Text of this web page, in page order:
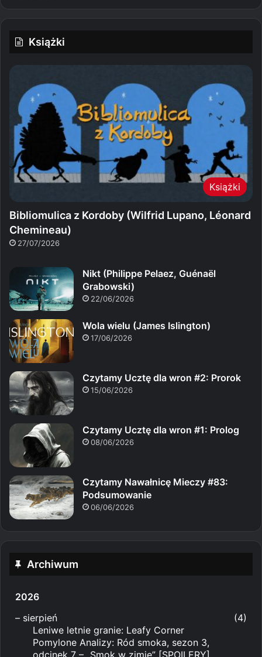
Książki
Książki
Bibliomulica z Kordoby (Wilfrid Lupano, Léonard
Chemineau)
27/07/2026
Nikt (Philippe Pelaez, Guénaël
Grabowski)
22/06/2026
Wola wielu (James Islington)
17/06/2026
Czytamy Ucztę dla wron #2: Prorok
15/06/2026
Czytamy Ucztę dla wron #1: Prolog
08/06/2026
Czytamy Nawałnicę Mieczy #83:
Podsumowanie
06/06/2026
Archiwum
2026
– sierpień
(4)
Leniwe letnie granie: Leafy Corner
Pomylone Analizy: Ród smoka, sezon 3,